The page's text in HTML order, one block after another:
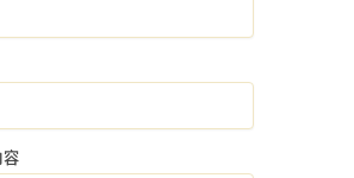
情報を提供いただくことは、
本人様が個人情報の提供を拒